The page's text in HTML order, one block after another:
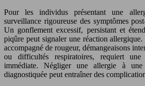
Pour les individus présentant une
surveillance rigoureuse des symptômes
Un gonflement excessif, persistant et
piqûre peut signaler une réaction
accompagné de rougeur, démangeaisons
ou difficultés respiratoires, requiert une
immédiate. Négliger une allergie à une
diagnostiquée peut entraîner des